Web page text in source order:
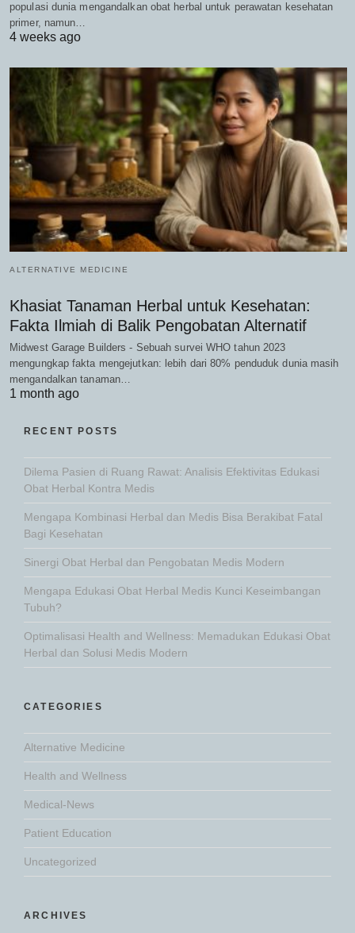
populasi dunia mengandalkan obat herbal untuk perawatan kesehatan
primer, namun…
4 weeks ago
ALTERNATIVE MEDICINE
Khasiat Tanaman Herbal untuk Kesehatan:
Fakta Ilmiah di Balik Pengobatan Alternatif
Midwest Garage Builders - Sebuah survei WHO tahun 2023
mengungkap fakta mengejutkan: lebih dari 80% penduduk dunia masih
mengandalkan tanaman…
1 month ago
RECENT POSTS
Dilema Pasien di Ruang Rawat: Analisis Efektivitas Edukasi
Obat Herbal Kontra Medis
Mengapa Kombinasi Herbal dan Medis Bisa Berakibat Fatal
Bagi Kesehatan
Sinergi Obat Herbal dan Pengobatan Medis Modern
Mengapa Edukasi Obat Herbal Medis Kunci Keseimbangan
Tubuh?
Optimalisasi Health and Wellness: Memadukan Edukasi Obat
Herbal dan Solusi Medis Modern
CATEGORIES
Alternative Medicine
Health and Wellness
Medical-News
Patient Education
Uncategorized
ARCHIVES